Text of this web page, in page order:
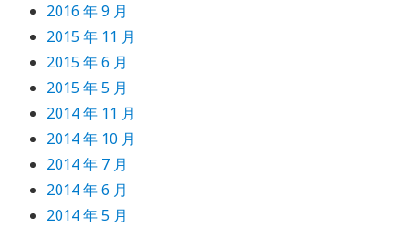
2016 年 9 月
2015 年 11 月
2015 年 6 月
2015 年 5 月
2014 年 11 月
2014 年 10 月
2014 年 7 月
2014 年 6 月
2014 年 5 月